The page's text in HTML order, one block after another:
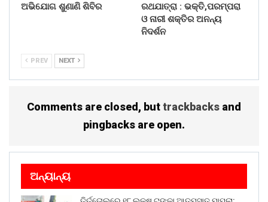
ଅଭିଯୋଗ ଶୁଣାଣି ଶିବିର
ରଥଯାତ୍ରା : ଭକ୍ତି,ପରମ୍ପରା
ଓ ନାରୀ ଶକ୍ତିର ଅନନ୍ୟ
ନିଦର୍ଶନ
PREV NEXT
Comments are closed, buttrackbacks and
pingbacks are open.
ଅନ୍ୟାନ୍ୟ